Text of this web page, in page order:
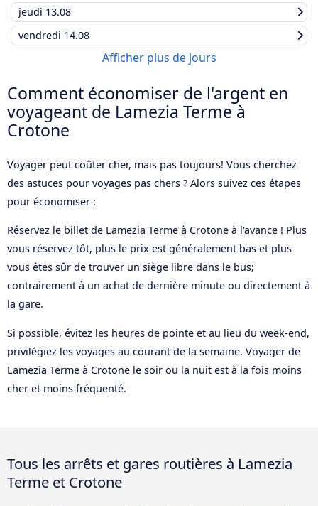
jeudi 13.08
vendredi 14.08
Afficher plus de jours
Comment économiser de l'argent en
voyageant de Lamezia Terme à
Crotone
Voyager peut coûter cher, mais pas toujours! Vous cherchez
des astuces pour voyages pas chers ? Alors suivez ces étapes
pour économiser :
Réservez le billet de Lamezia Terme à Crotone à l'avance ! Plus
vous réservez tôt, plus le prix est généralement bas et plus
vous êtes sûr de trouver un siège libre dans le bus;
contrairement à un achat de dernière minute ou directement à
la gare.
Si possible, évitez les heures de pointe et au lieu du week-end,
privilégiez les voyages au courant de la semaine. Voyager de
Lamezia Terme à Crotone le soir ou la nuit est à la fois moins
cher et moins fréquenté.
Tous les arrêts et gares routières à Lamezia
Terme et Crotone